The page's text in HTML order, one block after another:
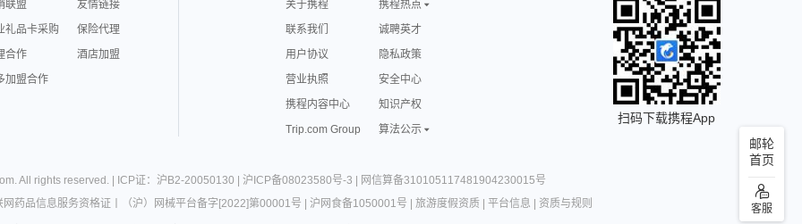
邮轮
首页
客服
联盟
友情链接
礼品卡采购
保险代理
合作
酒店加盟
加盟合作
关于携程
携程热点
联系我们
诚聘英才
用户协议
隐私政策
营业执照
安全中心
携程内容中心
知识产权
Trip.com Group
算法公示
扫码下载携程App
. All rights reserved. | ICP证：沪B2-20050130 沪ICP备08023580号-3
网信算备310105117481904230015号
网药品信息服务资格证 （沪）网械平台备字[2022]第00001号 沪网食备1050001号 旅游度假资质| 平台信息 资质与规则